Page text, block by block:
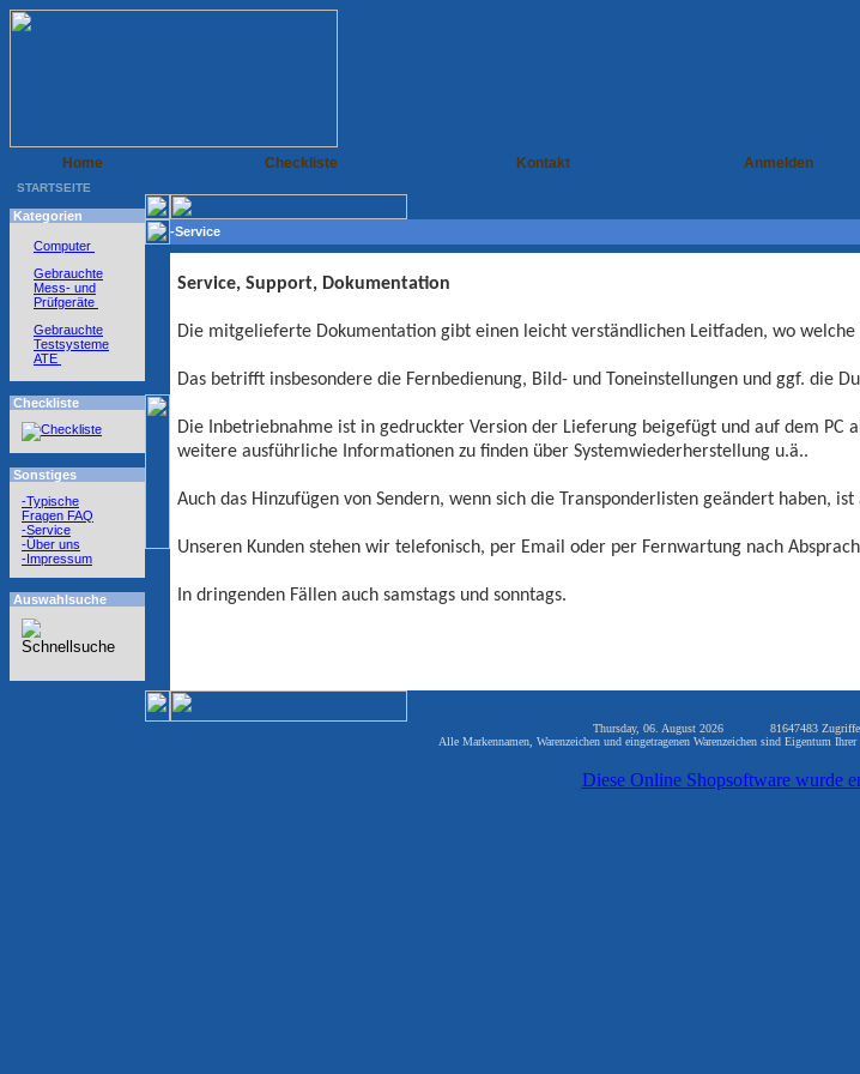
Home Checkliste Kontakt Anmelden
STARTSEITE
Kategorien
Computer
Gebrauchte
Mess- und
Prüfgeräte
Gebrauchte
Testsysteme
ATE
Checkliste
Sonstiges
-Typische
Fragen FAQ
-Service
-Über uns
-Impressum
Auswahlsuche
-Service
Service, Support, Dokumentation
Die mitgelieferte Dokumentation gibt einen leicht verständlichen Leitfaden, wo
Das betrifft insbesondere die Fernbedienung, Bild- und Toneinstellungen und ggf. die
Die Inbetriebnahme ist in gedruckter Version der Lieferung beigefügt und auf dem
weitere ausführliche Informationen zu finden über Systemwiederherstellung u.ä..
Auch das Hinzufügen von Sendern, wenn sich die Transponderlisten geändert haben,
Unseren Kunden stehen wir telefonisch, per Email oder per Fernwartung nach
In dringenden Fällen auch samstags und sonntags.
Thursday, 06. August 2026 81647483 Zugriffe
Alle Markennamen, Warenzeichen und eingetragenen Warenzeichen sind Eigentum
Diese Online Shopsoftware wurde